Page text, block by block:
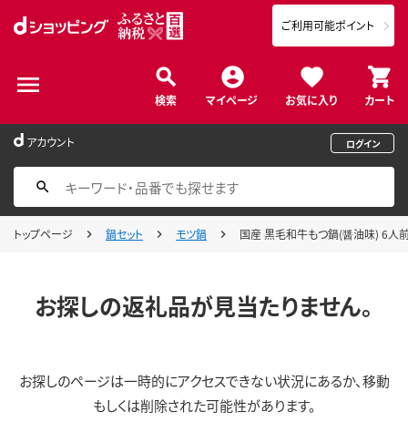
検索 マイページ お気に入り カート
ご利用可能ポイント
アカウント ログイン
トップページ 鍋セット モツ鍋 国産 黒毛和牛もつ鍋(醤油味) 6人
お探しの返礼品が見当たりません。
お探しのページは一時的にアクセスできない状況にあるか、移動
もしくは削除された可能性があります。